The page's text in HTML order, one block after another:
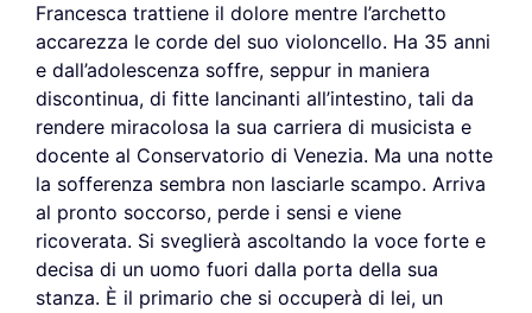
Francesca trattiene il dolore mentre l’archetto
accarezza le corde del suo violoncello. Ha 35 anni
e dall’adolescenza soffre, seppur in maniera
discontinua, di fitte lancinanti all’intestino, tali da
rendere miracolosa la sua carriera di musicista e
docente al Conservatorio di Venezia. Ma una notte
la sofferenza sembra non lasciarle scampo. Arriva
al pronto soccorso, perde i sensi e viene
ricoverata. Si sveglierà ascoltando la voce forte e
decisa di un uomo fuori dalla porta della sua
stanza. È il primario che si occuperà di lei, un